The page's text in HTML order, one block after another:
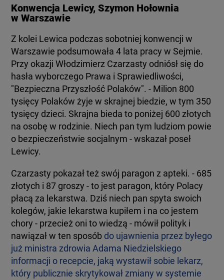
Konwencja Lewicy, Szymon Hołownia
w Warszawie
Z kolei Lewica podczas sobotniej konwencji w
Warszawie podsumowała 4 lata pracy w Sejmie.
Przy okazji Włodzimierz Czarzasty odniósł się do
hasła wyborczego Prawa i Sprawiedliwości,
"Bezpieczna Przyszłość Polaków". - Milion 800
tysięcy Polaków żyje w skrajnej biedzie, w tym 350
tysięcy dzieci. Skrajna bieda to poniżej 600 złotych
na osobę w rodzinie. Niech pan tym ludziom powie
o bezpieczeństwie socjalnym - wskazał poseł
Lewicy.
Czarzasty pokazał też swój paragon z apteki. - 685
złotych i 87 groszy - to jest paragon, który Polacy
płacą za lekarstwa. Dziś niech pan spyta swoich
kolegów, jakie lekarstwa kupiłem i na co jestem
chory - przecież oni to wiedzą - mówił polityk i
nawiązał w ten sposób do ujawnienia przez byłego
już ministra zdrowia Adama Niedzielskiego
informacji o recepcie, jaką wystawił sobie lekarz,
który publicznie skrytykował zmiany w systemie